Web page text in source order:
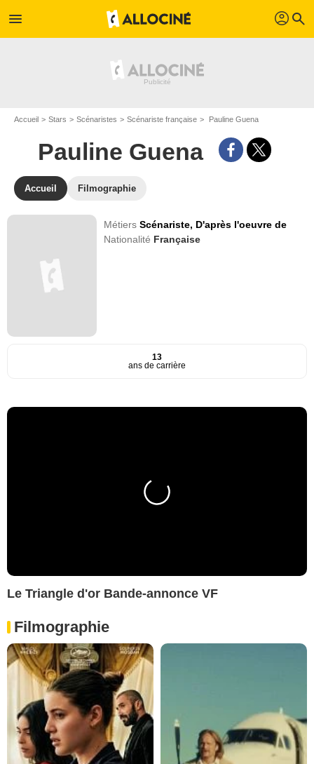
menu profil search
Accueil Stars Scénaristes Scénariste française Pauline Guena
Pauline Guena
Accueil Filmographie
MétiersScénariste, D'après l'oeuvre de
Nationalité Française
13
ans de carrière
Le Triangle d'or Bande-annonce VF
Filmographie